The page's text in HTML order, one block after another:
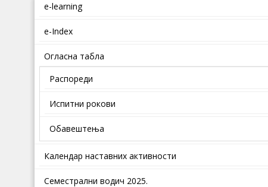
e-learning
e-Index
Огласна табла
Распореди
Испитни рокови
Обавештења
Календар наставних активности
Семестрални водич 2025.